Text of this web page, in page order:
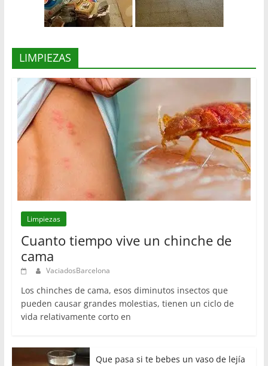
LIMPIEZAS
Limpiezas
Cuanto tiempo vive un chinche de
cama
VaciadosBarcelona
Los chinches de cama, esos diminutos insectos que
pueden causar grandes molestias, tienen un ciclo de
vida relativamente corto en
Que pasa si te bebes un vaso de lejía